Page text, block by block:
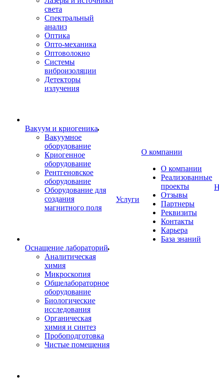
света
Спектральный
анализ
Оптика
Опто-механика
Оптоволокно
Системы
виброизоляции
Детекторы
излучения
Вакуум и криогеника
Вакуумное
оборудование
Криогенное
оборудование
Рентгеновское
оборудование
Оборудование для
создания
магнитного поля
Оснащение лабораторий
Аналитическая
химия
Микроскопия
Общелабораторное
оборудование
Биологические
исследования
Органическая
химия и синтез
Пробоподготовка
Чистые помещения
Услуги
О компании
О компании
Реализованные
проекты
Отзывы
Партнеры
Реквизиты
Контакты
Карьера
База знаний